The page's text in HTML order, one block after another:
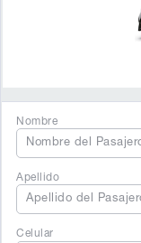
Nombre
Apellido
Celular